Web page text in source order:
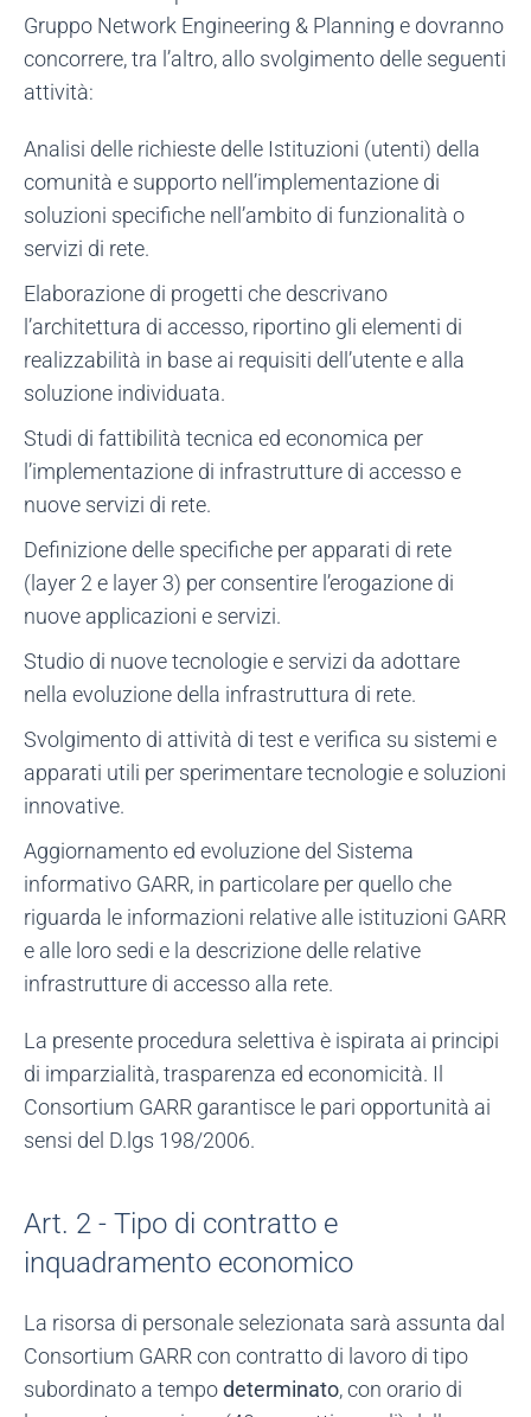
Gruppo Network Engineering & Planning e dovranno
concorrere, tra l’altro, allo svolgimento delle seguenti
attività:
Analisi delle richieste delle Istituzioni (utenti) della
comunità e supporto nell’implementazione di
soluzioni specifiche nell’ambito di funzionalità o
servizi di rete.
Elaborazione di progetti che descrivano
l’architettura di accesso, riportino gli elementi di
realizzabilità in base ai requisiti dell’utente e alla
soluzione individuata.
Studi di fattibilità tecnica ed economica per
l’implementazione di infrastrutture di accesso e
nuove servizi di rete.
Definizione delle specifiche per apparati di rete
(layer 2 e layer 3) per consentire l’erogazione di
nuove applicazioni e servizi.
Studio di nuove tecnologie e servizi da adottare
nella evoluzione della infrastruttura di rete.
Svolgimento di attività di test e verifica su sistemi e
apparati utili per sperimentare tecnologie e soluzioni
innovative.
Aggiornamento ed evoluzione del Sistema
informativo GARR, in particolare per quello che
riguarda le informazioni relative alle istituzioni GARR
e alle loro sedi e la descrizione delle relative
infrastrutture di accesso alla rete.
La presente procedura selettiva è ispirata ai principi
di imparzialità, trasparenza ed economicità. Il
Consortium GARR garantisce le pari opportunità ai
sensi del D.lgs 198/2006.
Art. 2 - Tipo di contratto e
inquadramento economico
La risorsa di personale selezionata sarà assunta dal
Consortium GARR con contratto di lavoro di tipo
subordinato a tempodeterminato, con orario di